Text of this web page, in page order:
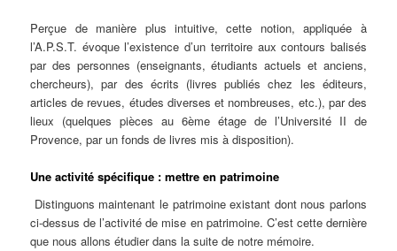
Perçue de manière plus intuitive, cette notion, appliquée à
l’A.P.S.T. évoque l’existence d’un territoire aux contours balisés
par des personnes (enseignants, étudiants actuels et anciens,
chercheurs), par des écrits (livres publiés chez les éditeurs,
articles de revues, études diverses et nombreuses, etc.), par des
lieux (quelques pièces au 6ème étage de l’Université II de
Provence, par un fonds de livres mis à disposition).
Une activité spécifique : mettre en patrimoine
Distinguons maintenant le patrimoine existant dont nous parlons
ci-dessus de l’activité de mise en patrimoine. C’est cette dernière
que nous allons étudier dans la suite de notre mémoire.